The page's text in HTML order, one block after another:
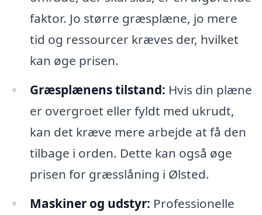
faktor. Jo større græsplæne, jo mere
tid og ressourcer kræves der, hvilket
kan øge prisen.
Græsplænens tilstand: Hvis din plæne
er overgroet eller fyldt med ukrudt,
kan det kræve mere arbejde at få den
tilbage i orden. Dette kan også øge
prisen for græsslåning i Ølsted.
Maskiner og udstyr: Professionelle